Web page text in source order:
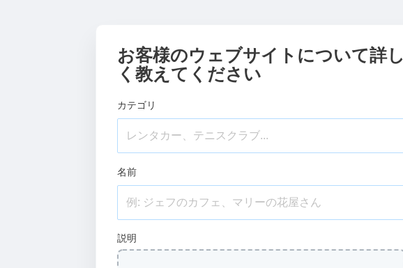
お客様のウェブサイトについて詳し
く教えてください
カテゴリ
名前
説明